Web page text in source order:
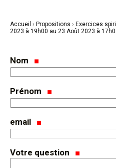
Accueil › Propositions › Exercices
2023 à 19h00 au 23 Août 2023 à
Nom
Prénom
email
Votre question